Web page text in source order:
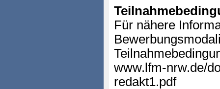
Für nähere
www.lfm-nrw.de/
redakt1.pdf